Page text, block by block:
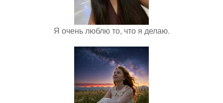
Я очень люблю то, что я делаю.